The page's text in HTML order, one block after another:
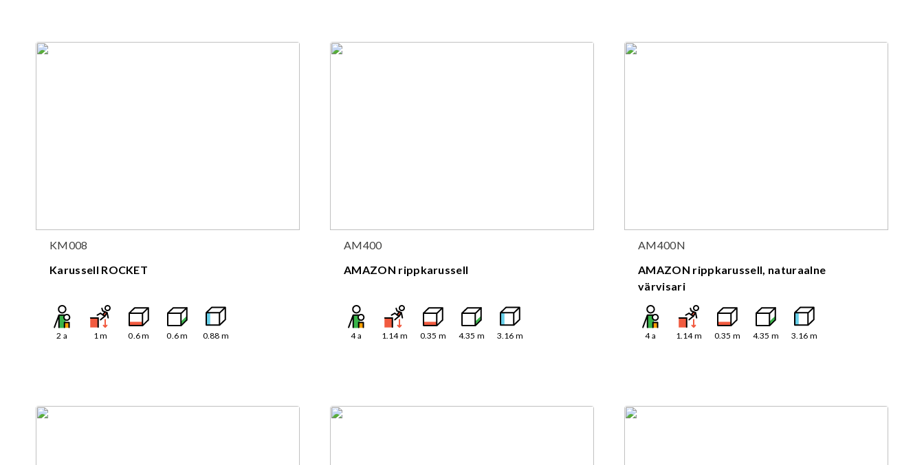
KM008
Karussell ROCKET
2 a 1m 0.6m 0.6m 0.88 m
AM400
AMAZON rippkarussell
4a 1.14m 0.35 m 4.35 m 3.16 m
AM400N
AMAZON rippkarussell, naturaalne
värvisari
4a 1.14m 0.35 m 4.35 m 3.16 m